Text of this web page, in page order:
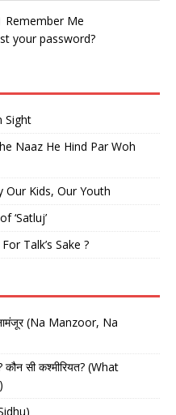
Remember Me
your password?
Sight
Naaz He Hind Par Woh
Our Kids, Our Youth
‘Satluj’
For Talk’s Sake ?
(Na Manzoor, Na
कौन सी कश्मीरियत? (What